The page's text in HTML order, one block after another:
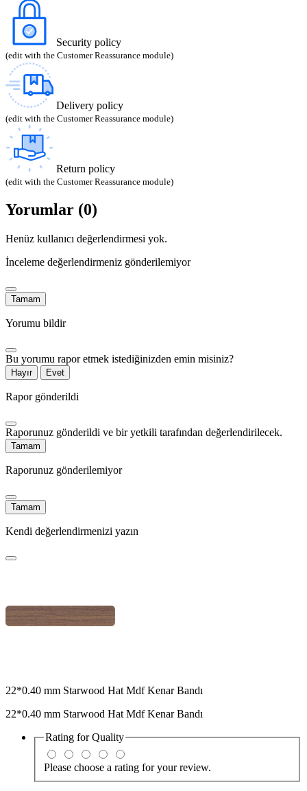
Security policy
(edit with the Customer Reassurance module)
Delivery policy
(edit with the Customer Reassurance module)
Return policy
(edit with the Customer Reassurance module)
Yorumlar (0)
Henüz kullanıcı değerlendirmesi yok.
İnceleme değerlendirmeniz gönderilemiyor
Tamam
Yorumu bildir
Bu yorumu rapor etmek istediğinizden emin misiniz?
Hayır Evet
Rapor gönderildi
Raporunuz gönderildi ve bir yetkili tarafından değerlendirilecek.
Tamam
Raporunuz gönderilemiyor
Tamam
Kendi değerlendirmenizi yazın
22*0.40 mm Starwood Hat Mdf Kenar Bandı
22*0.40 mm Starwood Hat Mdf Kenar Bandı
Rating forQuality
Please choose a rating for your review.